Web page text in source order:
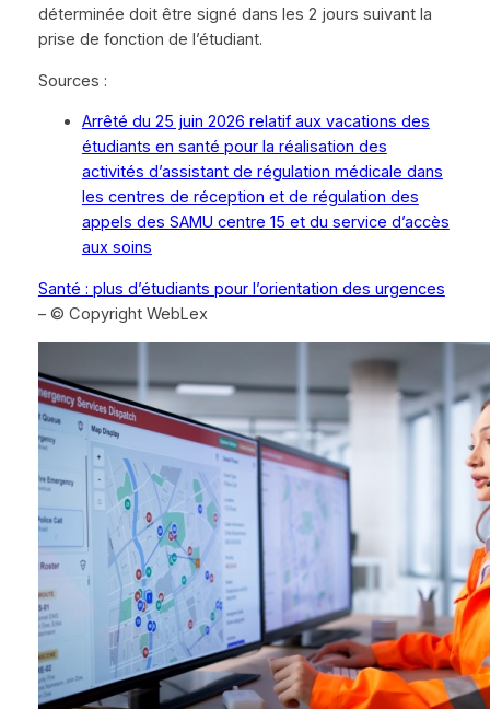
déterminée doit être signé dans les 2 jours suivant la
prise de fonction de l’étudiant.
Sources :
Arrêté du 25 juin 2026 relatif aux vacations des
étudiants en santé pour la réalisation des
activités d’assistant de régulation médicale dans
les centres de réception et de régulation des
appels des SAMU centre 15 et du service d’accès
aux soins
Santé : plus d’étudiants pour l’orientation des urgences
– © Copyright WebLex